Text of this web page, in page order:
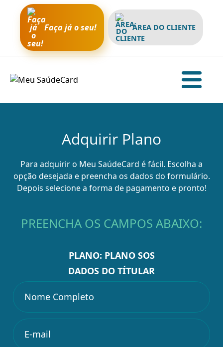
Faça já o seu! ÁREA DO CLIENTE
Adquirir Plano
Para adquirir o Meu SaúdeCard é fácil. Escolha a
opção desejada e preencha os dados do formulário.
Depois selecione a forma de pagamento e pronto!
PREENCHA OS CAMPOS ABAIXO:
PLANO: PLANO SOS
DADOS DO TÍTULAR